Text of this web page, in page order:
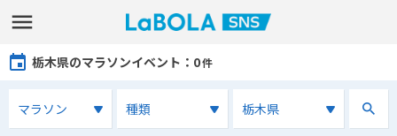
栃木県のマラソンイベント ：0件